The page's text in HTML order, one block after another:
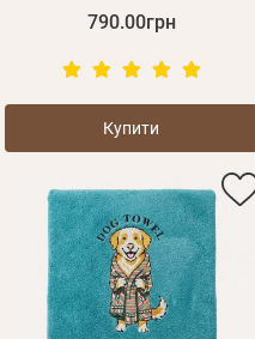
790.00грн
Купити